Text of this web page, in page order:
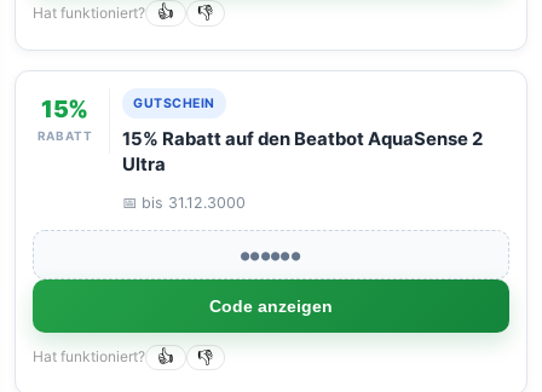
Hat funktioniert? 👍 👎
15%
RABATT
GUTSCHEIN
15% Rabatt auf den Beatbot AquaSense 2
Ultra
📅 bis 31.12.3000
●●●●●●
Code anzeigen
Hat funktioniert? 👍 👎